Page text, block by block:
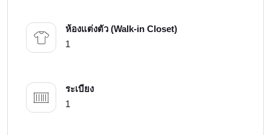
ห้องแต่งตัว (Walk-in Closet)
1
ระเบียง
1